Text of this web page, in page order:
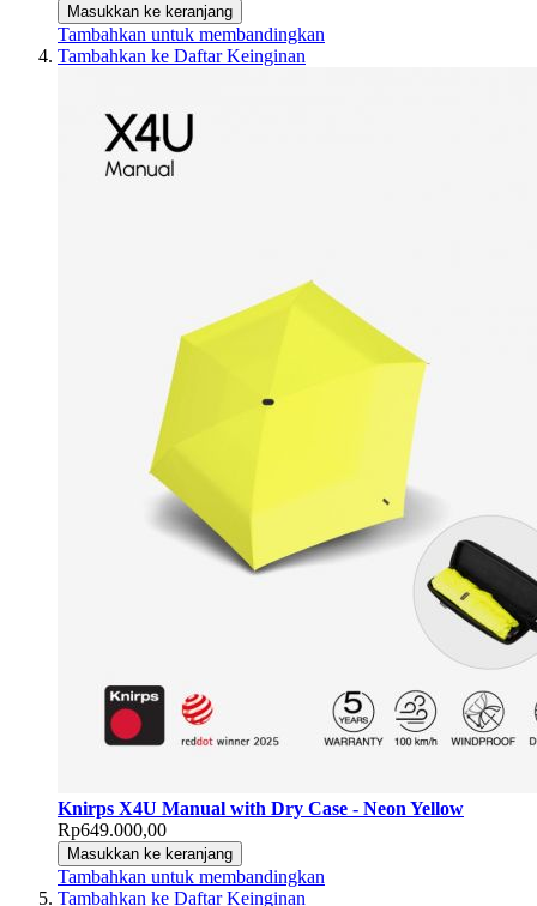
Masukkan ke keranjang
Tambahkan untuk membandingkan
Tambahkan ke Daftar Keinginan
Knirps X4U Manual with Dry Case - Neon Yellow
Rp649.000,00
Masukkan ke keranjang
Tambahkan untuk membandingkan
Tambahkan ke Daftar Keinginan